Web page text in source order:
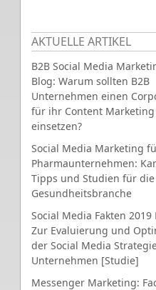
AKTUELLE ARTIKEL
B2B Social Media
Blog: Warum sollten B2B
Unternehmen einen
für ihr Content Marketing
einsetzen?
Social Media Marketing
Pharmaunternehmen:
Tipps und Studien für die
Gesundheitsbranche
Social Media Fakten 2019
Zur Evaluierung und
der Social Media
Unternehmen [Studie]
Messenger Marketing: